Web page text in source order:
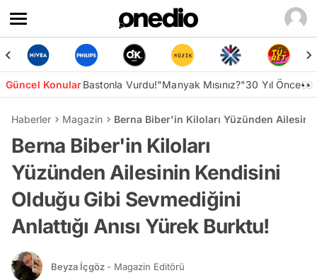
Güncel KonularBastonla Vurdu!"Manyak Mısınız?"30 Yıl Önce👀
Haberler Magazin Berna Biber'in Kiloları Yüzünden
Berna Biber'in Kiloları
Yüzünden Ailesinin Kendisini
Olduğu Gibi Sevmediğini
Anlattığı Anısı Yürek Burktu!
Beyza İçgöz - Magazin Editörü